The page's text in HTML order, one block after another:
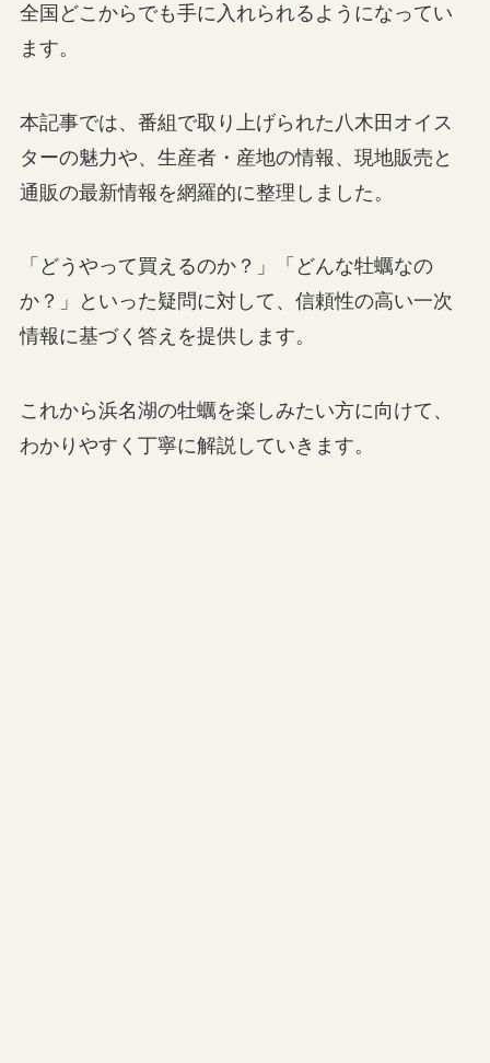
全国どこからでも手に入れられるようになってい
ます。
本記事では、番組で取り上げられた八木田オイス
ターの魅力や、生産者・産地の情報、現地販売と
通販の最新情報を網羅的に整理しました。
「どうやって買えるのか？」「どんな牡蠣なの
か？」といった疑問に対して、信頼性の高い一次
情報に基づく答えを提供します。
これから浜名湖の牡蠣を楽しみたい方に向けて、
わかりやすく丁寧に解説していきます。